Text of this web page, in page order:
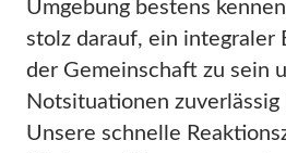
Umgebung bestens
stolz darauf, ein integraler
der Gemeinschaft zu sein
Notsituationen zuverlässig
Unsere schnelle